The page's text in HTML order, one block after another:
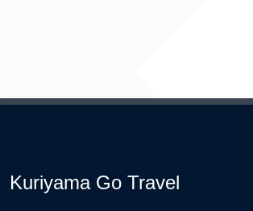
Kuriyama Go Travel